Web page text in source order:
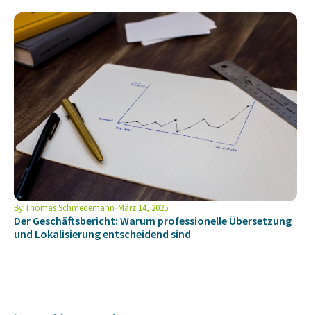
ByThomas Schmedemann März 14, 2025
Der Geschäftsbericht: Warum professionelle Übersetzung
und Lokalisierung entscheidend sind